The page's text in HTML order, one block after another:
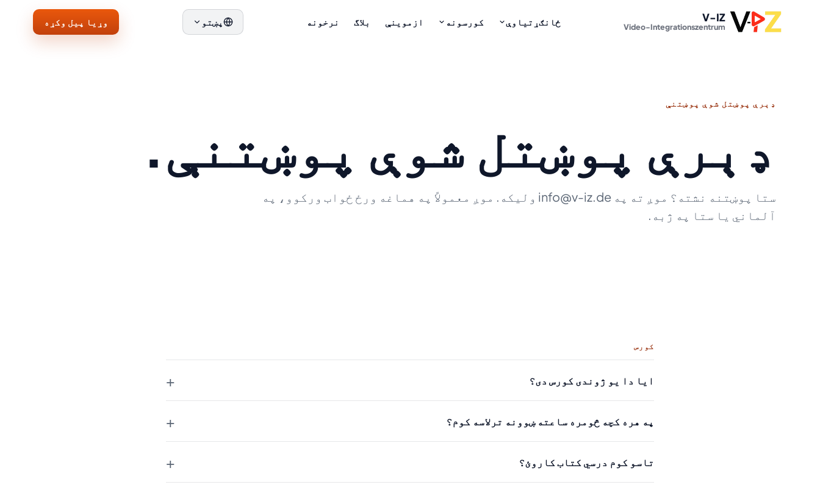
V-IZ
Video-Integrationszentrum پښتو ځانګړتیاوې کورسونه ازموینې بلاگ نرخونه وړیا پیل وکړه
ډېرې پوښتل شوې پوښتنې
ډېرې پوښتل شوې پوښتنې.
ستا پوښتنه نشته؟ موږ ته په info@v-iz.de ولیکه. موږ معمولاً په هماغه ورځ ځواب ورکوو، په
آلماني یا ستا په ژبه.
کورس
ایا دا یو ژوندی کورس دی؟ +
په هره کچه څومره ساعته ښوونه ترلاسه کوم؟ +
تاسو کوم درسي کتاب کاروئ؟ +